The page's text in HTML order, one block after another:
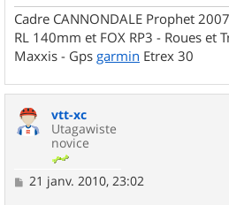
Cadre CANNONDALE Prophet
RL 140mm et FOX RP3 - Roues et
Maxxis - Gps garmin Etrex 30
vtt-xc
Utagawiste
novice
M
21 janv. 2010, 23:02